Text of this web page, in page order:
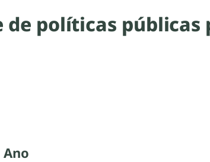
de políticas
Ano